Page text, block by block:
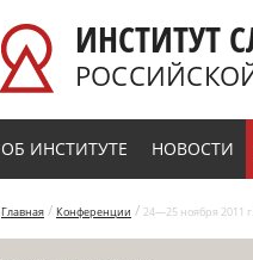
ИНСТИТУТ
ОБ ИНСТИТУТЕ НОВОСТИ
Главная / Конференции / 24—25 ноября 2011